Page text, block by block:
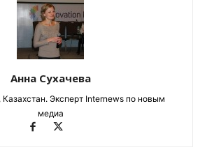
Анна Сухачева
Эксперт Internews по новым
медиа